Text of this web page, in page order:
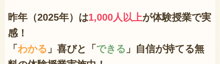
昨年（2025年）は1,000人以上が体験授業で実
感！
「 わかる 」喜びと「 できる 」自信が持てる無